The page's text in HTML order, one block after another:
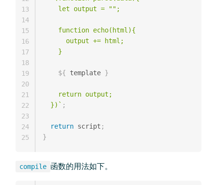
    let output = "";
    function echo(html){
      output += html;
    }
${ template }
    return output;
  })
` ;
return script ;
}
13
14
15
16
17
18
19
20
21
22
23
24
25
compile 函数的用法如下。